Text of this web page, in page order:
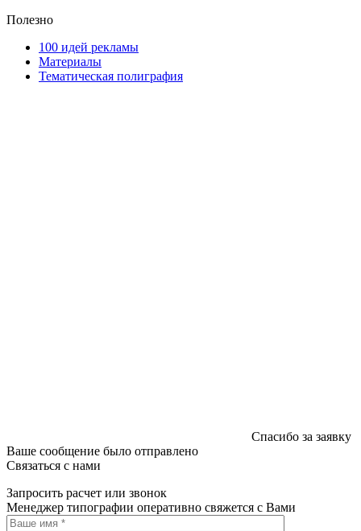
Полезно
100 идей рекламы
Материалы
Тематическая полиграфия
Спасибо за заявку
Ваше сообщение было отправлено
Связаться с нами
Запросить расчет или звонок
Менеджер типографии оперативно свяжется с Вами